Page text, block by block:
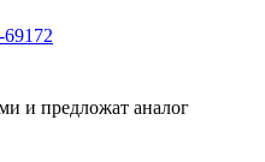
и предложат аналог